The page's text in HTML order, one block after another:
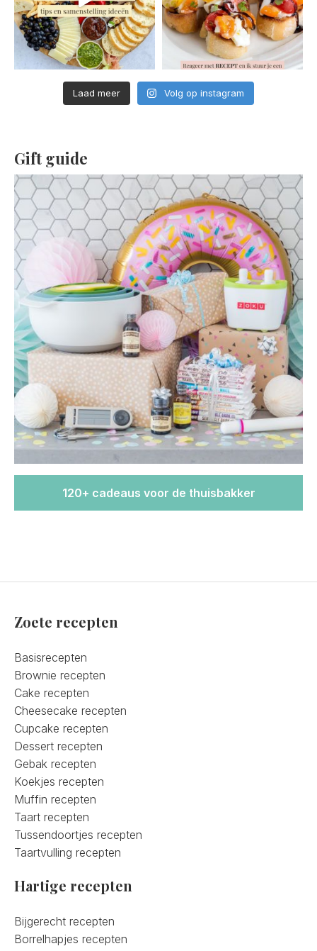
Laad meer Volg op instagram
Gift guide
120+ cadeaus voor de thuisbakker
Zoete recepten
Basisrecepten
Brownie recepten
Cake recepten
Cheesecake recepten
Cupcake recepten
Dessert recepten
Gebak recepten
Koekjes recepten
Muffin recepten
Taart recepten
Tussendoortjes recepten
Taartvulling recepten
Hartige recepten
Bijgerecht recepten
Borrelhapjes recepten